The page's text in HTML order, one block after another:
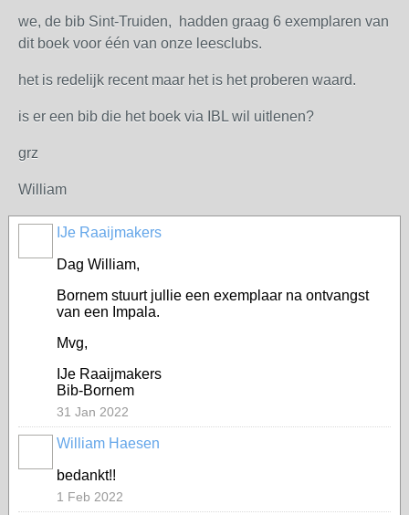
we, de bib Sint-Truiden, hadden graag 6 exemplaren van
dit boek voor één van onze leesclubs.
het is redelijk recent maar het is het proberen waard.
is er een bib die het boek via IBL wil uitlenen?
grz
William
IJe Raaijmakers
Dag William,
Bornem stuurt jullie een exemplaar na ontvangst
van een Impala.
Mvg,
IJe Raaijmakers
Bib-Bornem
31 Jan 2022
William Haesen
bedankt!!
1 Feb 2022